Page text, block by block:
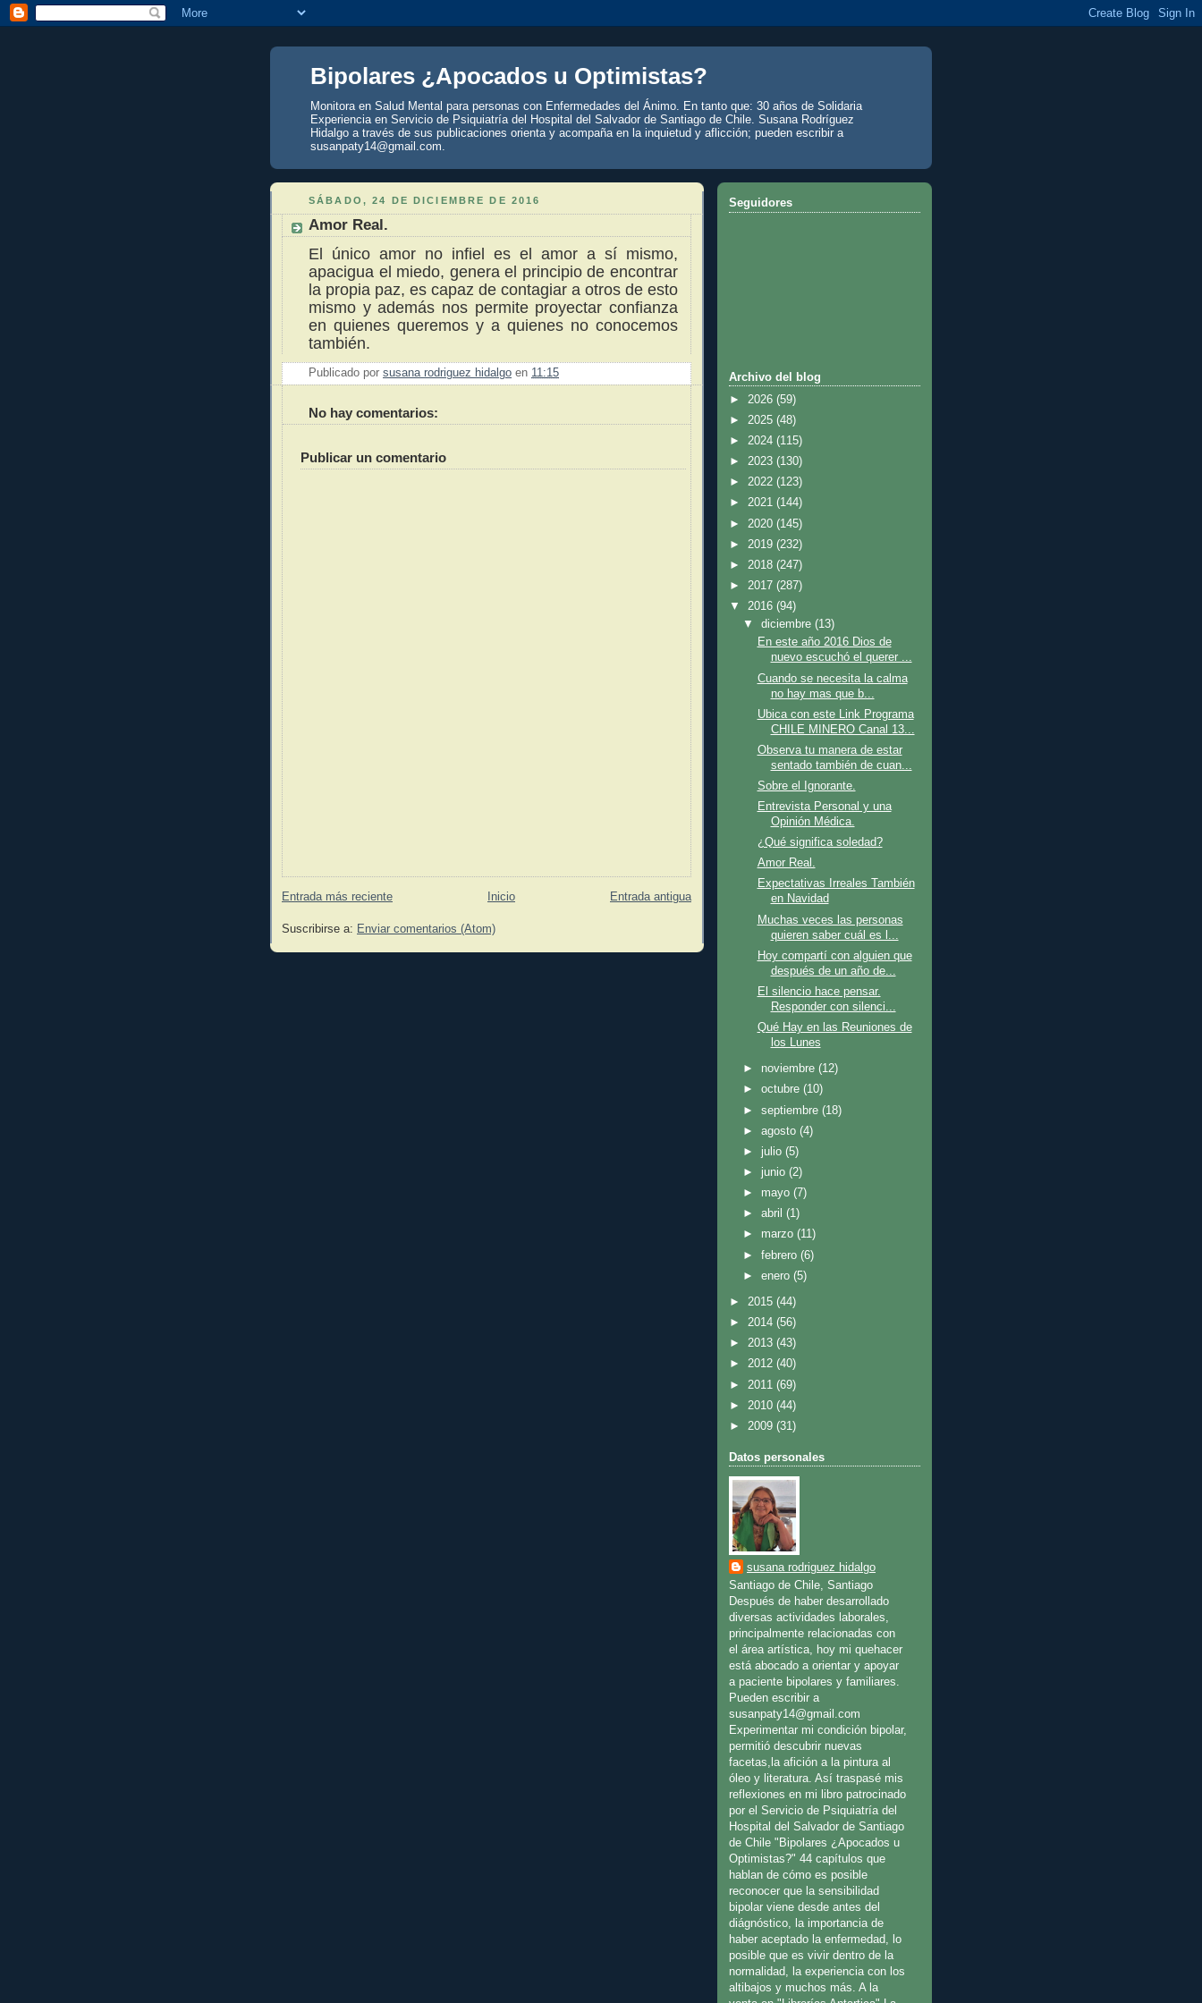
Bipolares ¿Apocados u Optimistas?
Monitora en Salud Mental para personas con Enfermedades del Ánimo. En tanto que: 30 años de Solidaria
Experiencia en Servicio de Psiquiatría del Hospital del Salvador de Santiago de Chile. Susana Rodríguez
Hidalgo a través de sus publicaciones orienta y acompaña en la inquietud y aflicción; pueden escribir a
susanpaty14@gmail.com.
SÁBADO, 24 DE DICIEMBRE DE 2016
Amor Real.
El único amor no infiel es el amor a sí mismo,
apacigua el miedo, genera el principio de encontrar
la propia paz, es capaz de contagiar a otros de esto
mismo y además nos permite proyectar confianza
en quienes queremos y a quienes no conocemos
también.
Publicado por susana rodriguez hidalgo en 11:15
No hay comentarios:
Publicar un comentario
Entrada más reciente Entrada antigua
Inicio
Suscribirse a: Enviar comentarios (Atom)
Seguidores
Archivo del blog
► 2026 (59)
► 2025 (48)
► 2024 (115)
► 2023 (130)
► 2022 (123)
► 2021 (144)
► 2020 (145)
► 2019 (232)
► 2018 (247)
► 2017 (287)
▼ 2016 (94)
▼diciembre(13)
En este año 2016 Dios de
nuevo escuchó el querer ...
Cuando se necesita la calma
no hay mas que b...
Ubica con este Link Programa
CHILE MINERO Canal 13...
Observa tu manera de estar
sentado también de cuan...
Sobre el Ignorante.
Entrevista Personal y una
Opinión Médica.
¿Qué significa soledad?
Amor Real.
Expectativas Irreales También
en Navidad
Muchas veces las personas
quieren saber cuál es l...
Hoy compartí con alguien que
después de un año de...
El silencio hace pensar.
Responder con silenci...
Qué Hay en las Reuniones de
los Lunes
► noviembre(12)
►octubre(10)
►septiembre(18)
►agosto(4)
► julio(5)
► junio(2)
► mayo(7)
►abril(1)
► marzo(11)
►febrero(6)
►enero(5)
► 2015 (44)
► 2014 (56)
► 2013 (43)
► 2012 (40)
► 2011 (69)
► 2010 (44)
► 2009 (31)
Datos personales
susana rodriguez hidalgo
Santiago de Chile, Santiago
Después de haber desarrollado
diversas actividades laborales,
principalmente relacionadas con
el área artística, hoy mi quehacer
está abocado a orientar y apoyar
a paciente bipolares y familiares.
Pueden escribir a
susanpaty14@gmail.com
Experimentar mi condición bipolar,
permitió descubrir nuevas
facetas,la afición a la pintura al
óleo y literatura. Así traspasé mis
reflexiones en mi libro patrocinado
por el Servicio de Psiquiatría del
Hospital del Salvador de Santiago
de Chile "Bipolares ¿Apocados u
Optimistas?" 44 capítulos que
hablan de cómo es posible
reconocer que la sensibilidad
bipolar viene desde antes del
diágnóstico, la importancia de
haber aceptado la enfermedad, lo
posible que es vivir dentro de la
normalidad, la experiencia con los
altibajos y muchos más. A la